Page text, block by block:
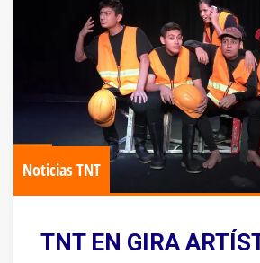
Noticias TNT
TNT EN GIRA